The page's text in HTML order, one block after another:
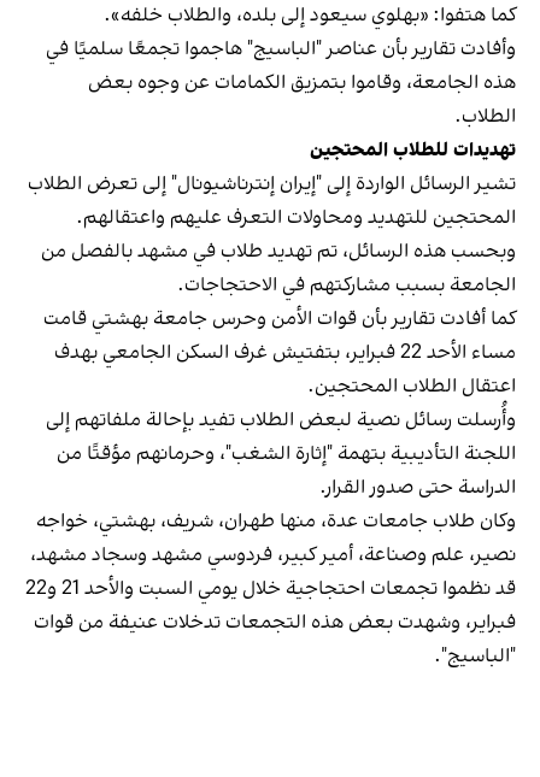
كما هتفوا: «بهلوي سيعود إلى بلده، والطلاب خلفه».
وأفادت تقارير بأن عناصر "الباسيج" هاجموا تجمعًا سلميًا في
هذه الجامعة، وقاموا بتمزيق الكمامات عن وجوه بعض
الطلاب.
تهديدات للطلاب المحتجين
تشير الرسائل الواردة إلى "إيران إنترناشيونال" إلى تعرض الطلاب
المحتجين للتهديد ومحاولات التعرف عليهم واعتقالهم.
وبحسب هذه الرسائل، تم تهديد طلاب في مشهد بالفصل من
الجامعة بسبب مشاركتهم في الاحتجاجات.
كما أفادت تقارير بأن قوات الأمن وحرس جامعة بهشتي قامت
مساء الأحد 22 فبراير، بتفتيش غرف السكن الجامعي بهدف
اعتقال الطلاب المحتجين.
وأُرسلت رسائل نصية لبعض الطلاب تفيد بإحالة ملفاتهم إلى
اللجنة التأديبية بتهمة "إثارة الشغب"، وحرمانهم مؤقتًا من
الدراسة حتى صدور القرار.
وكان طلاب جامعات عدة، منها طهران، شريف، بهشتي، خواجه
نصير، علم وصناعة، أمير كبير، فردوسي مشهد وسجاد مشهد،
قد نظموا تجمعات احتجاجية خلال يومي السبت والأحد 21 و22
فبراير، وشهدت بعض هذه التجمعات تدخلات عنيفة من قوات
"الباسيج".